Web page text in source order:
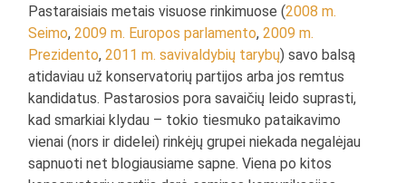
Pastaraisiais metais visuose rinkimuose (2008 m.
Seimo,2009 m. Europos parlamento,2009 m.
Prezidento,2011 m. savivaldybių tarybų) savo balsą
atidaviau už konservatorių partijos arba jos remtus
kandidatus. Pastarosios pora savaičių leido suprasti,
kad smarkiai klydau – tokio tiesmuko pataikavimo
vienai (nors ir didelei) rinkėjų grupei niekada negalėjau
sapnuoti net blogiausiame sapne. Viena po kitos